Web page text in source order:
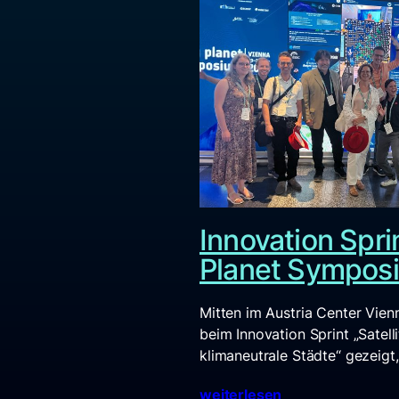
Innovation
Planet
Mitten im Austria Center
beim Innovation Sprint
klimaneutrale Städte“
weiterlesen